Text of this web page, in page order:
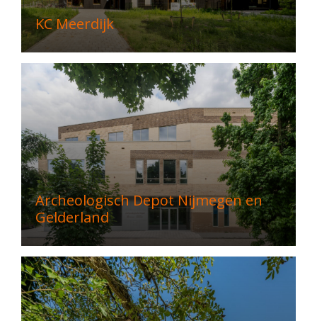
KC Meerdijk
Archeologisch Depot Nijmegen en
Gelderland